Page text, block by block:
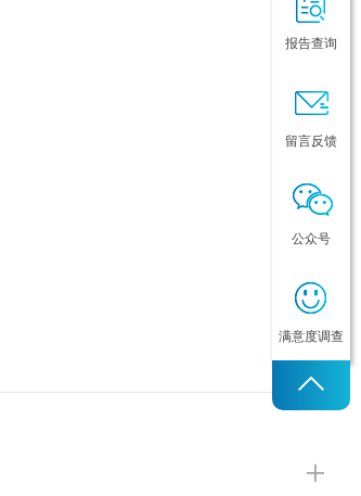
报告查询
留言反馈
公众号
满意度调查
+